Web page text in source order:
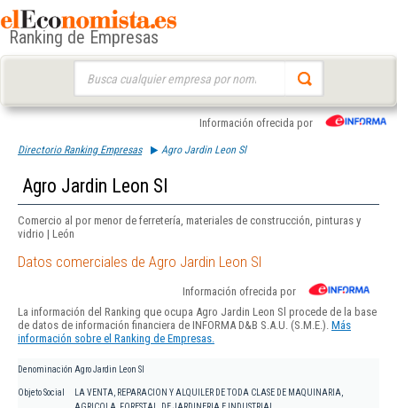
Ranking de Empresas
Información ofrecida por
Directorio Ranking Empresas Agro Jardin Leon Sl
Agro Jardin Leon Sl
Comercio al por menor de ferretería, materiales de construcción, pinturas y
vidrio | León
Datos comerciales de Agro Jardin Leon Sl
Información ofrecida por
La información del Ranking que ocupa Agro Jardin Leon Sl procede de la base
de datos de información financiera de INFORMA D&B S.A.U. (S.M.E.). Más
información sobre el Ranking de Empresas.
Denominación Agro Jardin Leon Sl
Objeto Social
LA VENTA, REPARACION Y ALQUILER DE TODA CLASE DE MAQUINARIA,